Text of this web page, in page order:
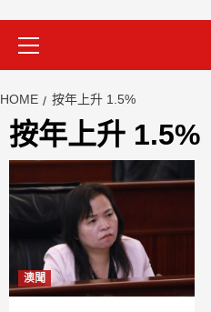
HOME 按年上升 1.5%
按年上升 1.5%
澳聞